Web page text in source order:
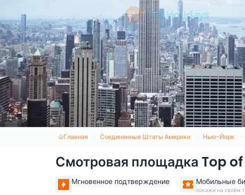
Главная Соединенные Штаты Америки Нью-Йорк
Смотровая площадка Top
Мгновенное подтверждение Мобильные
покажи на своём